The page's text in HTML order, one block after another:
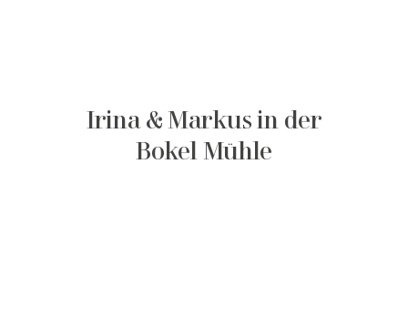
Irina & Markus in der
Bokel Mühle